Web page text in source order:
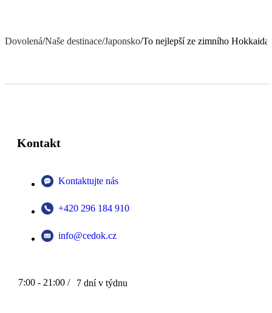
Dovolená/Naše destinace/Japonsko/To nejlepší ze zimního Hokkaida
Kontakt
Kontaktujte nás
+420 296 184 910
info@cedok.cz
7:00 - 21:00 / 7 dní v týdnu